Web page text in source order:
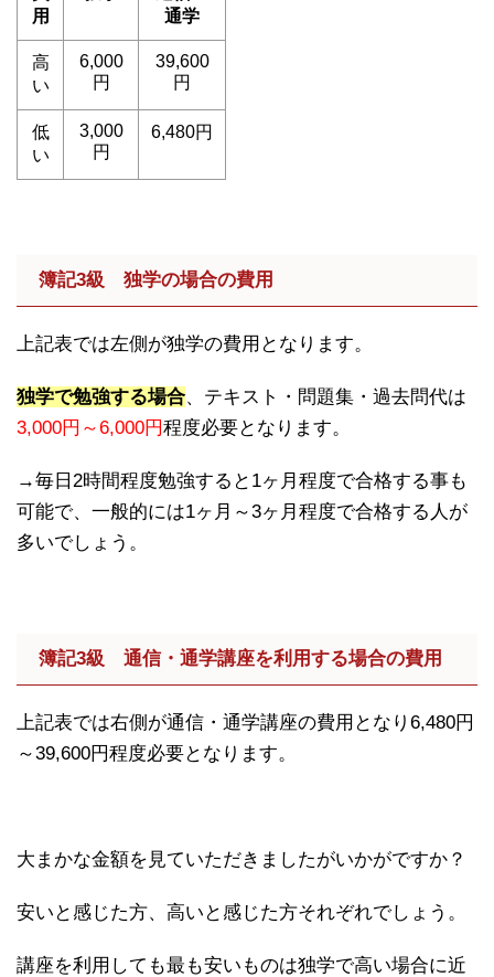
用
通学
高
い
6,000
円
39,600
円
低
い
3,000
円
6,480円
簿記3級 独学の場合の費用
上記表では左側が独学の費用となります。
独学で勉強する場合、テキスト・問題集・過去問代は
3,000円～6,000円程度必要となります。
→毎日2時間程度勉強すると1ヶ月程度で合格する事も
可能で、一般的には1ヶ月～3ヶ月程度で合格する人が
多いでしょう。
簿記3級 通信・通学講座を利用する場合の費用
上記表では右側が通信・通学講座の費用となり6,480円
～39,600円程度必要となります。
大まかな金額を見ていただきましたがいかがですか？
安いと感じた方、高いと感じた方それぞれでしょう。
講座を利用しても最も安いものは独学で高い場合に近